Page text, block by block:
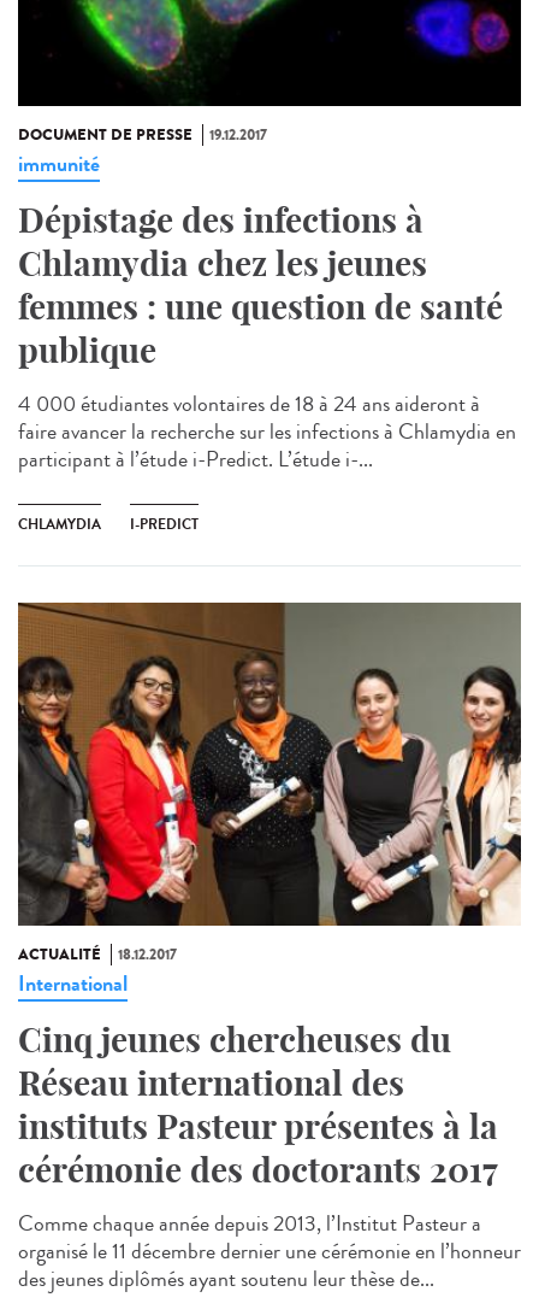
DOCUMENT DE PRESSE 19.12.2017
immunité
Dépistage des infections à
Chlamydia chez les jeunes
femmes : une question de santé
publique
4 000 étudiantes volontaires de 18 à 24 ans aideront à
faire avancer la recherche sur les infections à Chlamydia en
participant à l’étude i-Predict. L’étude i-...
CHLAMYDIA I-PREDICT
ACTUALITÉ 18.12.2017
International
Cinq jeunes chercheuses du
Réseau international des
instituts Pasteur présentes à la
cérémonie des doctorants 2017
Comme chaque année depuis 2013, l’Institut Pasteur a
organisé le 11 décembre dernier une cérémonie en l’honneur
des jeunes diplômés ayant soutenu leur thèse de...